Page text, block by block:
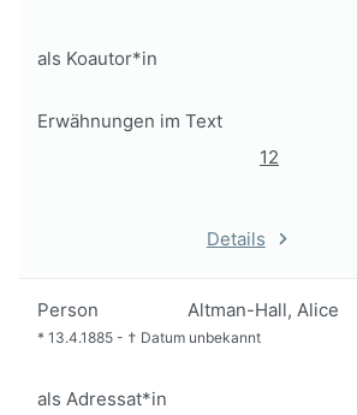
als Koautor*in
Erwähnungen im Text
12
Details
Person Altman-Hall, Alice
* 13.4.1885 - † Datum unbekannt
als Adressat*in